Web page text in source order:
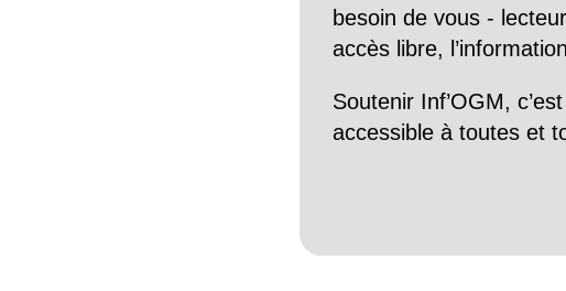
besoin de vous -
accès libre,
Soutenir Inf’OGM,
accessible à toutes et